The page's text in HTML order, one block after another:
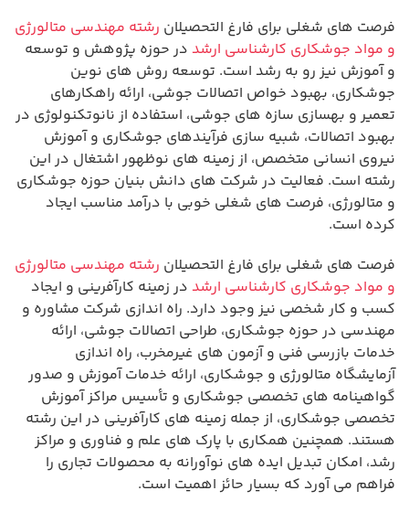
فرصت های شغلی برای فارغ التحصیلان رشته مهندسی متالورژی
و مواد جوشکاری کارشناسی ارشد در حوزه پژوهش و توسعه
و آموزش نیز رو به رشد است. توسعه روش های نوین
جوشکاری، بهبود خواص اتصالات جوشی، ارائه راهکارهای
تعمیر و بهسازی سازه های جوشی، استفاده از نانوتکنولوژی در
بهبود اتصالات، شبیه سازی فرآیندهای جوشکاری و آموزش
نیروی انسانی متخصص، از زمینه های نوظهور اشتغال در این
رشته است. فعالیت در شرکت های دانش بنیان حوزه جوشکاری
و متالورژی، فرصت های شغلی خوبی با درآمد مناسب ایجاد
کرده است.
فرصت های شغلی برای فارغ التحصیلان رشته مهندسی متالورژی
و مواد جوشکاری کارشناسی ارشد در زمینه کارآفرینی و ایجاد
کسب و کار شخصی نیز وجود دارد. راه اندازی شرکت مشاوره و
مهندسی در حوزه جوشکاری، طراحی اتصالات جوشی، ارائه
خدمات بازرسی فنی و آزمون های غیرمخرب، راه اندازی
آزمایشگاه متالورژی و جوشکاری، ارائه خدمات آموزش و صدور
گواهینامه های تخصصی جوشکاری و تأسیس مراکز آموزش
تخصصی جوشکاری، از جمله زمینه های کارآفرینی در این رشته
هستند. همچنین همکاری با پارک های علم و فناوری و مراکز
رشد، امکان تبدیل ایده های نوآورانه به محصولات تجاری را
فراهم می آورد که بسیار حائز اهمیت است.